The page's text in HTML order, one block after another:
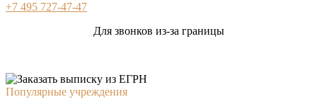
+7 495 727-47-47
Для звонков из-за границы
Популярные учреждения